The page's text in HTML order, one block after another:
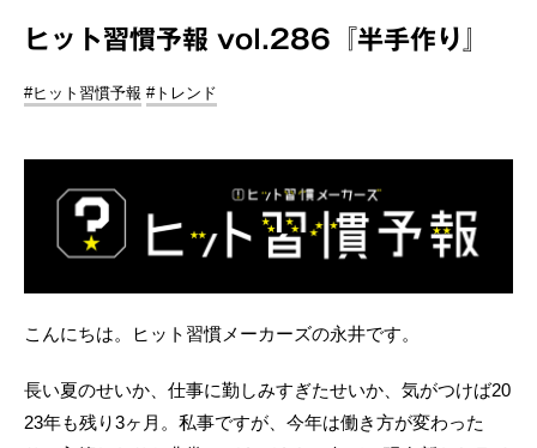
ヒット習慣予報 vol.286『半手作り』
#ヒット習慣予報 #トレンド
こんにちは。ヒット習慣メーカーズの永井です。
長い夏のせいか、仕事に勤しみすぎたせいか、気がつけば20
23年も残り3ヶ月。私事ですが、今年は働き方が変わった